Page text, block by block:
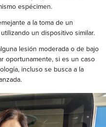
espécimen.
a la toma de un
un dispositivo similar.
lesión moderada o de bajo
oportunamente, si es un caso
incluso se busca a la